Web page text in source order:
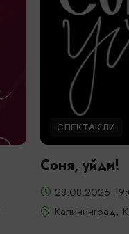
СПЕКТАКЛИ
Соня, уйди!
28.08.2026
Калининград,